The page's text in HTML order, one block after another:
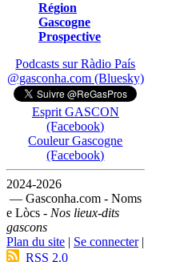
Région
Gascogne
Prospective
Podcasts sur Ràdio País
@gasconha.com (Bluesky)
Esprit GASCON
(Facebook)
Couleur Gascogne
(Facebook)
2024-2026
— Gasconha.com - Noms
e Lòcs - Nos lieux-dits
gascons
Plan du site | Se connecter|
RSS 2.0